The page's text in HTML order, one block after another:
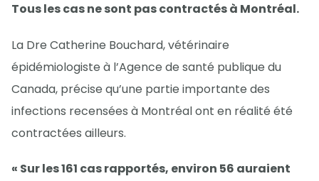
Tous les cas ne sont pas contractés à Montréal.
La Dre Catherine Bouchard, vétérinaire
épidémiologiste à l’Agence de santé publique du
Canada, précise qu’une partie importante des
infections recensées à Montréal ont en réalité été
contractées ailleurs.
« Sur les 161 cas rapportés, environ 56 auraient